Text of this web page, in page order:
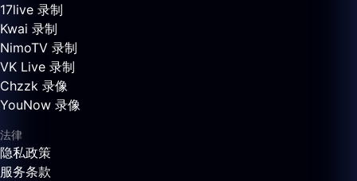
17live 录制
Kwai 录制
NimoTV 录制
VK Live 录制
Chzzk 录像
YouNow 录像
法律
隐私政策
服务条款